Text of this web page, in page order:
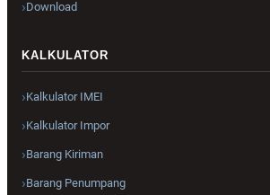
Download
KALKULATOR
Kalkulator IMEI
Kalkulator Impor
Barang Kiriman
Barang Penumpang